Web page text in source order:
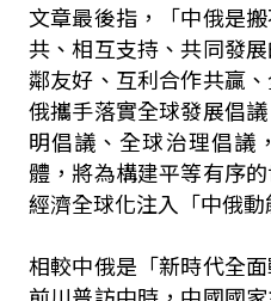
文章最後指，「中俄是
共、相互支持、共同發
鄰友好、互利合作共贏
俄攜手落實全球發展倡
明倡議、全球治理倡議
體，將為構建平等有序
經濟全球化注入「中俄動
相較中俄是「新時代全